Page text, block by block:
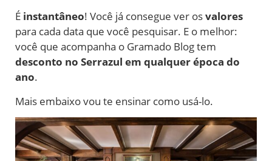
É instantâneo! Você já consegue ver osvalores
para cada data que você pesquisar. E o melhor:
você que acompanha o Gramado Blog tem
desconto no Serrazul em qualquer época do
ano.
Mais embaixo vou te ensinar como usá-lo.